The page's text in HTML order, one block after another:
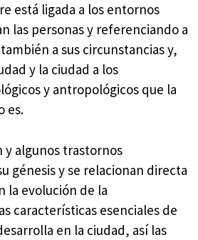
está ligada a los entornos
las personas y referenciando a
a sus circunstancias y,
y la ciudad a los
y antropológicos que la
es.
y algunos trastornos
génesis y se relacionan directa
la evolución de la
características esenciales de
en la ciudad, así las